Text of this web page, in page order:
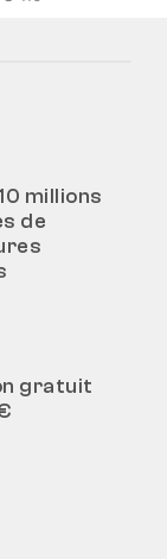
millions
de
gratuit